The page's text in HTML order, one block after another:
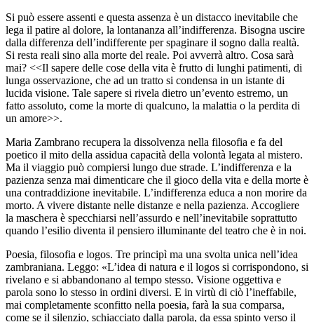
Si può essere assenti e questa assenza è un distacco inevitabile che
lega il patire al dolore, la lontananza all’indifferenza. Bisogna uscire
dalla differenza dell’indifferente per spaginare il sogno dalla realtà.
Si resta reali sino alla morte del reale. Poi avverrà altro. Cosa sarà
mai? <<Il sapere delle cose della vita è frutto di lunghi patimenti, di
lunga osservazione, che ad un tratto si condensa in un istante di
lucida visione. Tale sapere si rivela dietro un’evento estremo, un
fatto assoluto, come la morte di qualcuno, la malattia o la perdita di
un amore>>.
Maria Zambrano recupera la dissolvenza nella filosofia e fa del
poetico il mito della assidua capacità della volontà legata al mistero.
Ma il viaggio può compiersi lungo due strade. L’indifferenza e la
pazienza senza mai dimenticare che il gioco della vita e della morte è
una contraddizione inevitabile. L’indifferenza educa a non morire da
morto. A vivere distante nelle distanze e nella pazienza. Accogliere
la maschera è specchiarsi nell’assurdo e nell’inevitabile soprattutto
quando l’esilio diventa il pensiero illuminante del teatro che è in noi.
Poesia, filosofia e logos. Tre principì ma una svolta unica nell’idea
zambraniana. Leggo: «L’idea di natura e il logos si corrispondono, si
rivelano e si abbandonano al tempo stesso. Visione oggettiva e
parola sono lo stesso in ordini diversi. E in virtù di ciò l’ineffabile,
mai completamente sconfitto nella poesia, farà la sua comparsa,
come se il silenzio, schiacciato dalla parola, da essa spinto verso il